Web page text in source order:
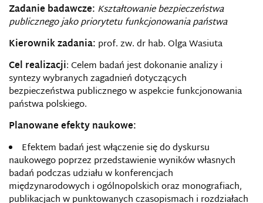
Zadanie badawcze: Kształtowanie bezpieczeństwa
publicznego jako priorytetu funkcjonowania państwa
Kierownik zadania: prof. zw. dr hab. Olga Wasiuta
Cel realizacji: Celem badań jest dokonanie analizy i
syntezy wybranych zagadnień dotyczących
bezpieczeństwa publicznego w aspekcie funkcjonowania
państwa polskiego.
Planowane efekty naukowe:
Efektem badań jest włączenie się do dyskursu
naukowego poprzez przedstawienie wyników własnych
badań podczas udziału w konferencjach
międzynarodowych i ogólnopolskich oraz monografiach,
publikacjach w punktowanych czasopismach i rozdziałach